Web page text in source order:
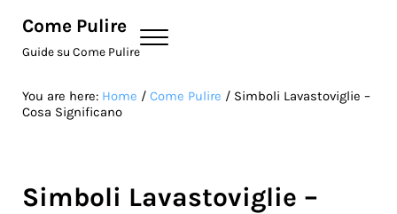
Come Pulire
Guide su Come Pulire
Menu
You are here: Home / Come Pulire /Simboli Lavastoviglie –
Cosa Significano
Simboli Lavastoviglie –